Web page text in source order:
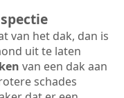
van het dak, dan is
uit te laten
van een dak aan
schades